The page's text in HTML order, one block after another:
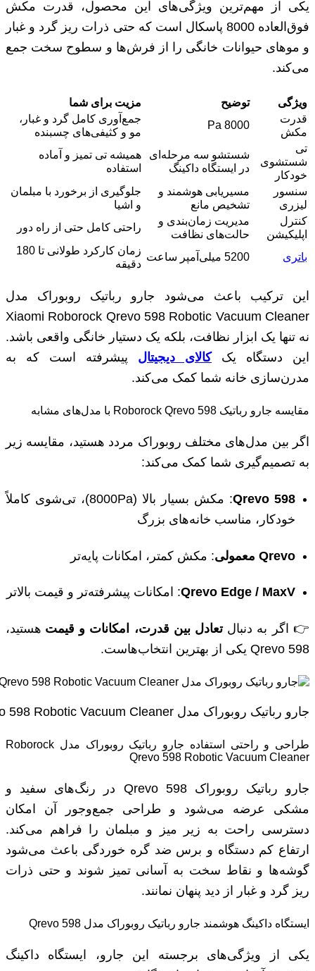
یکی از مهم‌ترین ویژگی‌های این محصول، قدرت مکش
فوق‌العاده 8000 پاسکال است که حتی ذرات ریز گرد و غبار
و موهای حیوانات خانگی را از فرش‌ها و سطوح سخت جمع
می‌کند.
ویژگی توضیح
مزیت برای شما
قدرت
مکش
8000 Pa
جمع‌آوری کامل گرد و غبار،
مو و کثیفی‌های چسبنده
تی
شستشوی
خودکار
شستشو سه مرحله‌ای
در ایستگاه داکینگ
همیشه تی تمیز و آماده
استفاده
سنسور
لیزری
مسیریابی هوشمند و
تشخیص مانع
جلوگیری از برخورد با مبلمان
و اشیا
کنترل
اپلیکیشن
مدیریت زمان‌بندی و
حالت‌های نظافت
راحتی کامل حتی از راه دور
باتری 5200 میلی‌آمپر ساعت
زمان کارکرد طولانی تا 180
دقیقه
این ترکیب باعث می‌شود جارو رباتیک روبوراک مدل
Xiaomi Roborock Qrevo 598 Robotic Vacuum Cleaner
نه تنها یک ابزار نظافت، بلکه یک دستیار خانگی واقعی باشد.
این دستگاه یککالای دیجیتال پیشرفته است که به
مدرن‌سازی خانه شما کمک می‌کند.
مقایسه جارو رباتیک Roborock Qrevo 598 با مدل‌های مشابه
اگر بین مدل‌های مختلف روبوراک مردد هستید، مقایسه زیر
به تصمیم‌گیری شما کمک می‌کند:
Qrevo 598
: مکش بسیار بالا (8000Pa)، تی‌شوی کاملاً
خودکار، مناسب خانه‌های بزرگ
Qrevo معمولی : مکش کمتر، امکانات پایه‌تر
Qrevo Edge / MaxV: امکانات پیشرفته‌تر و قیمت بالاتر
👉 اگر به دنبالتعادل بین قدرت، امکانات و قیمت هستید،
Qrevo 598 یکی از بهترین انتخاب‌هاست.
جارو رباتیک روبوراک مدل Xiaomi Roborock Qrevo 598 Robotic Vacuum Cleaner
طراحی و راحتی استفاده جارو رباتیک روبوراک مدل Roborock
Qrevo 598 Robotic Vacuum Cleaner
جارو رباتیک روبوراک Qrevo 598 در رنگ‌های سفید و
مشکی عرضه می‌شود و طراحی جمع‌وجور آن امکان
دسترسی راحت به زیر میز و مبلمان را فراهم می‌کند.
ارتفاع کم دستگاه و برس ضد گره خوردگی باعث می‌شود
گوشه‌ها و نقاط سخت به آسانی تمیز شوند و حتی ذرات
ریز گرد و غبار از دید پنهان نمانند.
ایستگاه داکینگ هوشمند جارو رباتیک روبوراک مدل Qrevo 598
یکی از ویژگی‌های برجسته این جارو، ایستگاه داکینگ